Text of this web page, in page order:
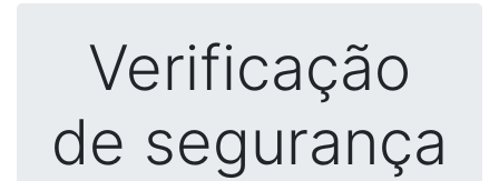
Verificação
de segurança